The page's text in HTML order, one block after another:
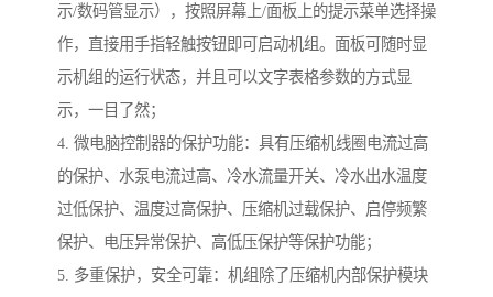
示/数码管显示），按照屏幕上/面板上的提示菜单选择操
作，直接用手指轻触按钮即可启动机组。面板可随时显
示机组的运行状态，并且可以文字表格参数的方式显
示，一目了然；
4. 微电脑控制器的保护功能：具有压缩机线圈电流过高
的保护、水泵电流过高、冷水流量开关、冷水出水温度
过低保护、温度过高保护、压缩机过载保护、启停频繁
保护、电压异常保护、高低压保护等保护功能；
5. 多重保护，安全可靠：机组除了压缩机内部保护模块